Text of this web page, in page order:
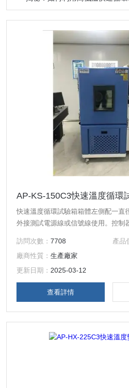
AP-KS-150C3快速溫度循環
快速溫度循環試驗箱箱體左側配一直
外接測試電源線或信號線使用。控制
后，控制器具有熒屏鎖定功能，避免
訪問次數：7708 產品
廠商性質：生產廠家
更新日期： 2025-03-12
查看詳情